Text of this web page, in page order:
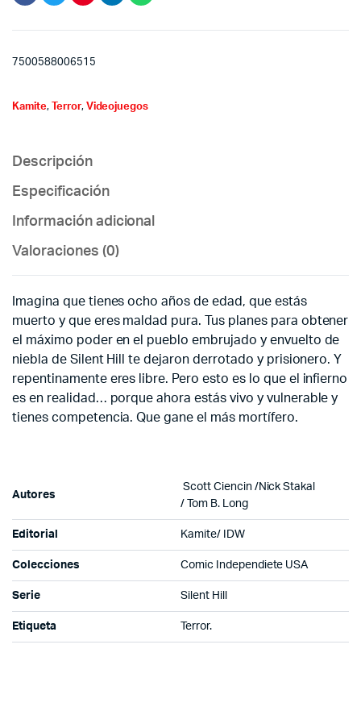
7500588006515
Kamite, Terror, Videojuegos
Descripción
Especificación
Información adicional
Valoraciones (0)
Imagina que tienes ocho años de edad, que estás
muerto y que eres maldad pura. Tus planes para obtener
el máximo poder en el pueblo embrujado y envuelto de
niebla de Silent Hill te dejaron derrotado y prisionero. Y
repentinamente eres libre. Pero esto es lo que el infierno
es en realidad… porque ahora estás vivo y vulnerable y
tienes competencia. Que gane el más mortífero.
Autores
Scott Ciencin / Nick Stakal
/
Tom B. Long
Editorial Kamite/ IDW
Colecciones Comic Independiete USA
Serie Silent Hill
Etiqueta Terror.